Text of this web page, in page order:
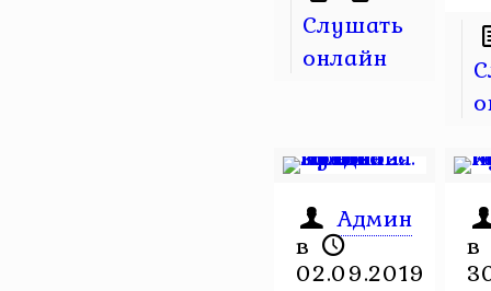
Слушать
онлайн
Админ
в
02.09.2019
в